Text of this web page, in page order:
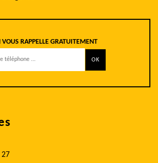
VOUS RAPPELLE GRATUITEMENT
27